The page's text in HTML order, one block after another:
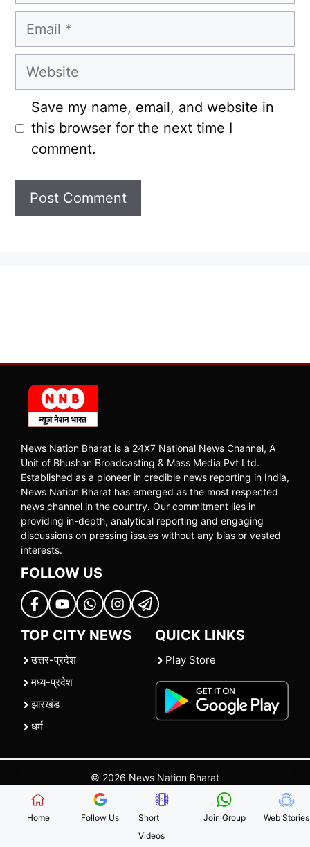
Email
Website
Save my name, email, and website in
this browser for the next time I
comment.
News Nation Bharat is a 24X7 National News Channel, A
Unit of Bhushan Broadcasting & Mass Media Pvt Ltd.
Established as a pioneer in credible news reporting in India,
News Nation Bharat has emerged as the most respected
news channel in the country. Our commitment lies in
providing in-depth, analytical reporting and engaging
discussions on pressing issues without any bias or vested
interests.
FOLLOW US
TOP CITY NEWS
उत्तर-प्रदेश
मध्य-प्रदेश
झारखंड
धर्म
QUICK LINKS
Play Store
© 2026 News Nation Bharat
| |Contact Us |Policies Terms and Conditions
Home Follow Us
Short
Videos
Join Group Web Stories